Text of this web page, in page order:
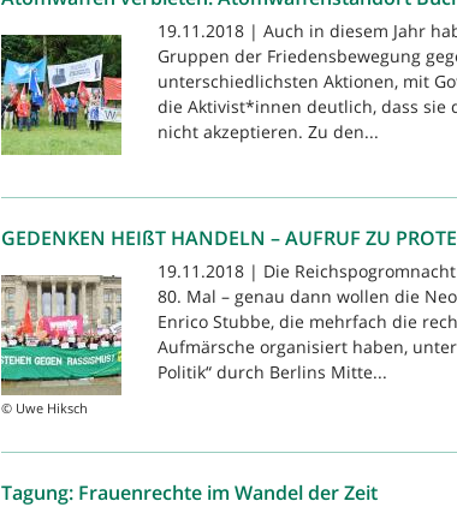
19.11.2018 | Auch in diesem Jahr
Gruppen der Friedensbewegung
unterschiedlichsten Aktionen, mit
die Aktivist*innen deutlich, dass sie
nicht akzeptieren. Zu den...
GEDENKEN HEIßT HANDELN – AUFRUF ZU
© Uwe Hiksch
19.11.2018 | Die
80. Mal – genau dann wollen die
Enrico Stubbe, die mehrfach die
Aufmärsche organisiert haben,
Politik“ durch Berlins Mitte...
Tagung: Frauenrechte im Wandel der Zeit